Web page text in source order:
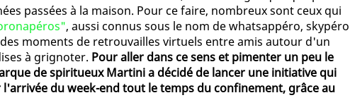
passées à la maison. Pour ce faire, nombreux sont ceux qui
, aussi connus sous le nom de whatsappéro, skypéro
moments de retrouvailles virtuels entre amis autour d'un
à grignoter. Pour aller dans ce sens et pimenter un peu le
de spiritueux Martini a décidé de lancer une initiative qui
du week-end tout le temps du confinement, grâce au